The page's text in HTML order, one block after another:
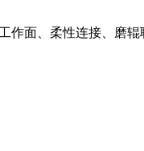
面、柔性连接、磨